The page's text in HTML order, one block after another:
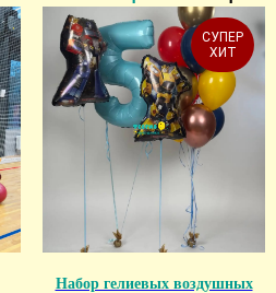
СУПЕР
ХИТ
Набор гелиевых воздушных